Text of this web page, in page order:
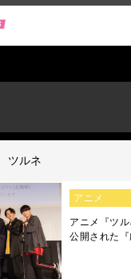
ツルネ
アニメ
アニメ『ツ
公開された『